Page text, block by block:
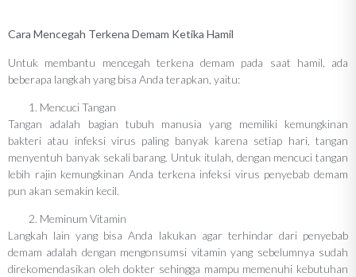
Cara Mencegah Terkena Demam Ketika Hamil
Untuk membantu mencegah terkena demam pada saat hamil, ada
beberapa langkah yang bisa Anda terapkan, yaitu:
Mencuci Tangan
Tangan adalah bagian tubuh manusia yang memiliki kemungkinan
bakteri atau infeksi virus paling banyak karena setiap hari, tangan
menyentuh banyak sekali barang. Untuk itulah, dengan mencuci tangan
lebih rajin kemungkinan Anda terkena infeksi virus penyebab demam
pun akan semakin kecil.
Meminum Vitamin
Langkah lain yang bisa Anda lakukan agar terhindar dari penyebab
demam adalah dengan mengonsumsi vitamin yang sebelumnya sudah
direkomendasikan oleh dokter sehingga mampu memenuhi kebutuhan